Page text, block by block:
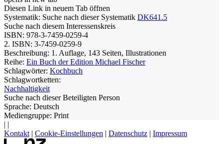
Diesen Link in neuem Tab öffnen
Systematik: Suche nach dieser Systematik DK641.5
Suche nach diesem Interessenskreis
ISBN: 978-3-7459-0259-4
2. ISBN: 3-7459-0259-9
Beschreibung: 1. Auflage, 143 Seiten, Illustrationen
Reihe: Ein Buch der Edition Michael Fischer
Schlagwörter: Kochbuch
Schlagwortketten:
Nachhaltigkeit
Suche nach dieser Beteiligten Person
Sprache: Deutsch
Mediengruppe: Print
| |
Kontakt | Cookie-Einstellungen | Datenschutz | Impressum